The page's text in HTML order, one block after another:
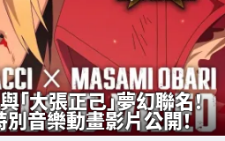
「大張正己」夢幻聯名！
別音樂動畫影片公開！